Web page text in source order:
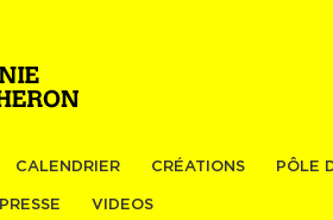
CALENDRIER CRÉATIONS PÔLE
PRESSE VIDEOS